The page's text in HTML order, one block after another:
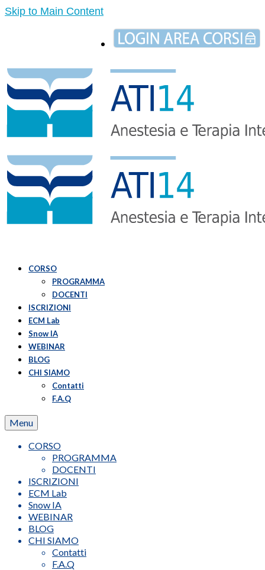
Skip to Main Content
CORSO
PROGRAMMA
DOCENTI
ISCRIZIONI
ECM Lab
Snow IA
WEBINAR
BLOG
CHI SIAMO
Contatti
F.A.Q
Menu
CORSO
PROGRAMMA
DOCENTI
ISCRIZIONI
ECM Lab
Snow IA
WEBINAR
BLOG
CHI SIAMO
Contatti
F.A.Q